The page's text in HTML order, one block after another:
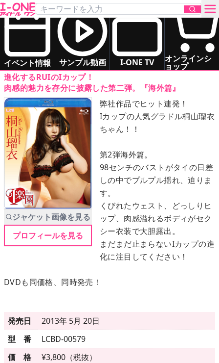
イベント情報 サンプル動画 I-ONE TV オンラインシ
ョップ
お問い合わせ
TOP
DVD
Blu-ray
サンプル動画
イベント情報
アイドル一覧
メニュー
▶発売中
▶次回作
▶ 制作中
桐山 瑠衣
Blu-ray
グラマー
お姉さま系 ドキドキ系
進化するRUIのIカップ！
肉感的魅力を存分に披露した第二弾。『海外篇』
ジャケット画像を見る
プロフィールを見る
弊社作品でヒット連発！
Iカップの人気グラドル桐山瑠衣
ちゃん！！
第2弾海外篇。
98センチのバストがタイの日差
しの中でプルプル揺れ、迫りま
す。
くびれたウェスト、どっしりヒ
ップ、肉感溢れるボディがセク
シー衣装で大胆露出。
まだまだ止まらないIカップの進
化に注目してください！
DVDも同価格、同時発売！
発売日
2013年 5月 20日
型 番
LCBD-00579
価 格
¥3,800（税抜）